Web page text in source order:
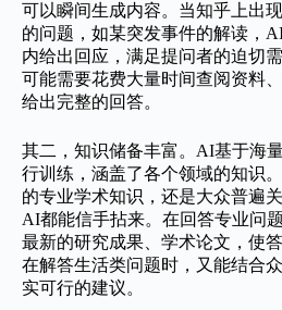
可以瞬间生成内容。当知乎上出
的问题，如某突发事件的解读，
内给出回应，满足提问者的迫切
可能需要花费大量时间查阅资料
给出完整的回答。
其二，知识储备丰富。AI基于海
行训练，涵盖了各个领域的知识
的专业学术知识，还是大众普遍
AI都能信手拈来。在回答专业问
最新的研究成果、学术论文，使
在解答生活类问题时，又能结合
实可行的建议。